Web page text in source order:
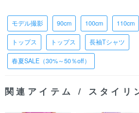
モデル撮影 90cm 100cm 110cm
トップス トップス 長袖Tシャツ
春夏SALE（30%～50％off）
関連アイテム / スタイリ